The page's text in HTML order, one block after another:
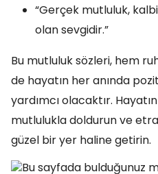
“Gerçek mutluluk,
olan sevgidir.”
Bu mutluluk sözleri, hem
de hayatın her anında
yardımcı olacaktır.
mutlulukla doldurun ve
güzel bir yer haline getirin.